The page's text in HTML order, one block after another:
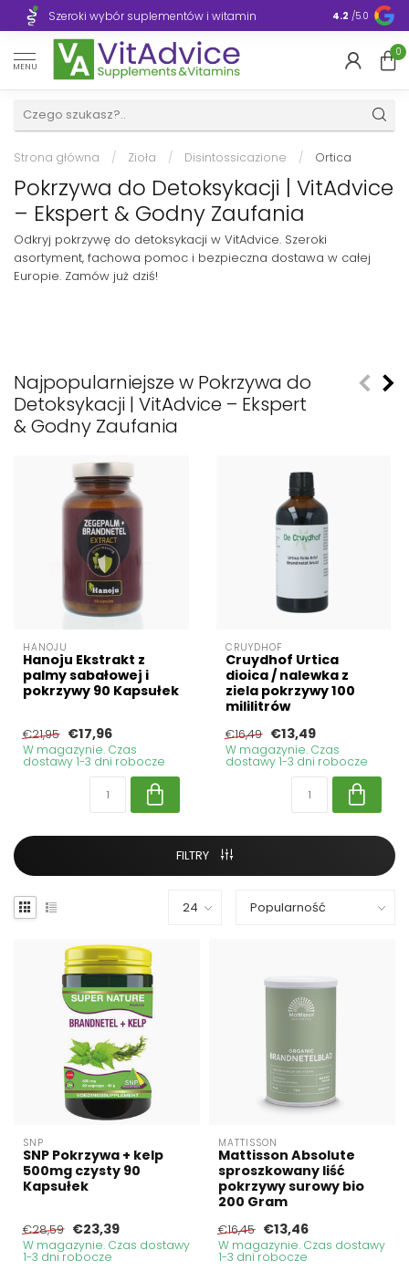
Szeroki wybór suplementów i witamin 4.2 /5.0
MENU
0
Strona główna / Zioła / Disintossicazione / Ortica
Pokrzywa do Detoksykacji | VitAdvice
– Ekspert & Godny Zaufania
Odkryj pokrzywę do detoksykacji w VitAdvice. Szeroki
asortyment, fachowa pomoc i bezpieczna dostawa w całej
Europie. Zamów już dziś!
Najpopularniejsze w Pokrzywa do
Detoksykacji | VitAdvice – Ekspert
& Godny Zaufania
HANOJU
Hanoju Ekstrakt z
palmy sabałowej i
pokrzywy 90 Kapsułek
€21,95 €17,96
W magazynie. Czas
dostawy 1-3 dni robocze
CRUYDHOF
Cruydhof Urtica
dioica / nalewka z
ziela pokrzywy 100
mililitrów
€16,49 €13,49
W magazynie. Czas
dostawy 1-3 dni robocze
FILTRY
SNP
SNP Pokrzywa + kelp
500mg czysty 90
Kapsułek
€28,59 €23,39
W magazynie. Czas dostawy
1-3 dni robocze
MATTISSON
Mattisson Absolute
sproszkowany liść
pokrzywy surowy bio
200 Gram
€16,45 €13,46
W magazynie. Czas dostawy
1-3 dni robocze